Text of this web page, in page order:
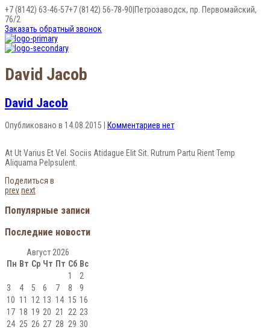
+7 (8142) 63-46-57+7 (8142) 56-78-90 Петрозаводск, пр. Первомайский,
76/2
Заказать обратный звонок
David Jacob
David Jacob
Опубликовано в 14.08.2015 Комментариев нет
At Ut Varius Et Vel. Sociis Atidague Elit Sit. Rutrum Partu Rient Temp
Aliquama Pelpsulent.
Поделиться в
prevnext
Популярные записи
Последние новости
Август 2026
Пн Вт Ср Чт Пт Сб Вс
1
2
3
4 5 6 7 8
9
10 11 12 13 14 15 16
17 18 19 20 21 22 23
24 25 26 27 28 29 30